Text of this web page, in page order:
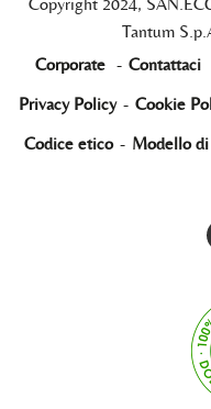
Tantum
Corporate - Contattaci
Privacy Policy - Cookie
Codice etico - Modello